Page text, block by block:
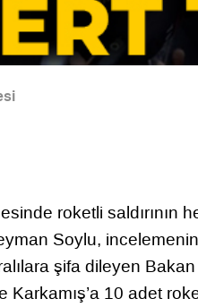
roketli
Soylu, incelemenin
şifa dileyen
10 adet